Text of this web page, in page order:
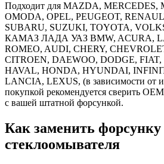
Подходит для MAZDA, MERCEDES,
OMODA, OPEL, PEUGEOT,
SUBARU, SUZUKI, TOYOTA,
КАМАЗ ЛАДА УАЗ BMW, ACURA,
ROMEO, AUDI, CHERY,
CITROEN, DAEWOO, DODGE, FIAT,
HAVAL, HONDA, HYUNDAI,
LANCIA, LEXUS, (в зависимости от
покупкой рекомендуется сверить
с вашей штатной форсункой.
Как заменить форсунку
стеклоомывателя